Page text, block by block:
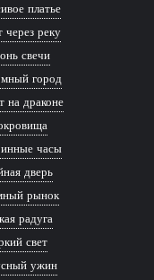
платье
реку
свечи
город
на драконе
часы
дверь
рынок
радуга
свет
ужин